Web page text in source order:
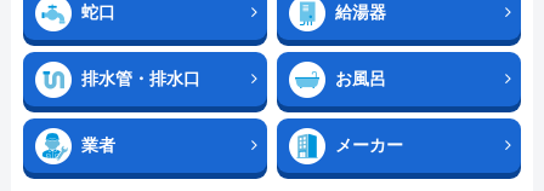
蛇口 給湯器
排水管・排水口 お風呂
業者 メーカー